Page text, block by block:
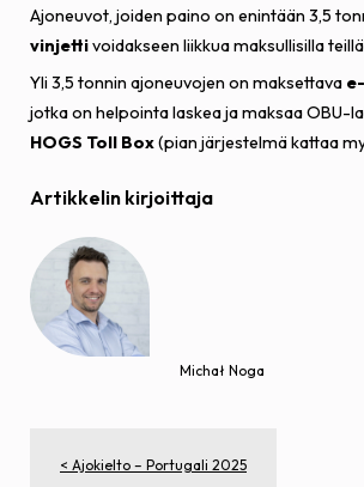
Ajoneuvot, joiden paino on enintään 3,5
vinjettivoidakseen liikkua maksullisilla
Yli 3,5 tonnin ajoneuvojen on maksettava
jotka on helpointa laskea ja maksaa OBU-
HOGS Toll Box(pian järjestelmä kattaa
Artikkelin kirjoittaja
Michał Noga
< Ajokielto – Portugali 2025